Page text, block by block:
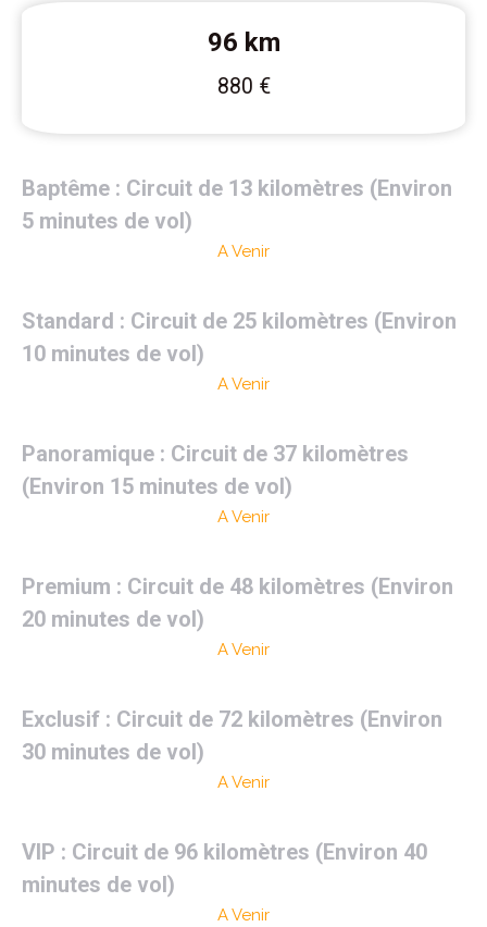
96 km
880 €
Baptême : Circuit de 13 kilomètres (Environ
5 minutes de vol)
A Venir
Standard : Circuit de 25 kilomètres (Environ
10 minutes de vol)
A Venir
Panoramique : Circuit de 37 kilomètres
(Environ 15 minutes de vol)
A Venir
Premium : Circuit de 48 kilomètres (Environ
20 minutes de vol)
A Venir
Exclusif : Circuit de 72 kilomètres (Environ
30 minutes de vol)
A Venir
VIP : Circuit de 96 kilomètres (Environ 40
minutes de vol)
A Venir